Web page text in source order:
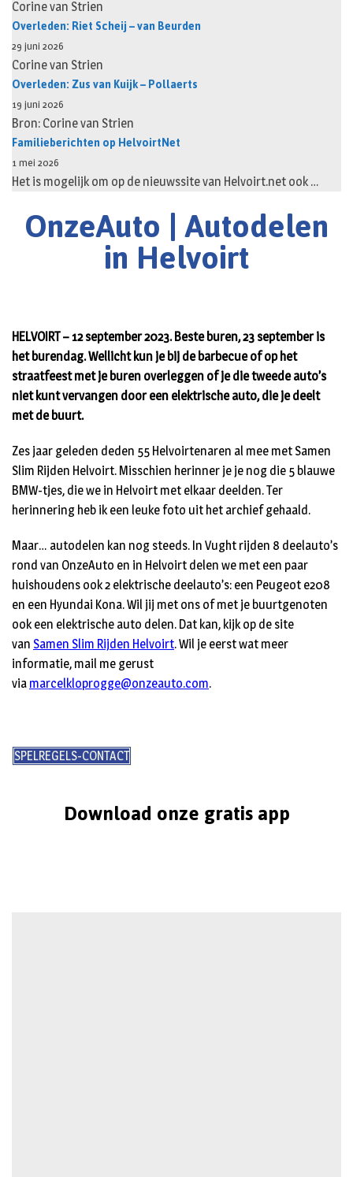
Corine van Strien
Overleden: Riet Scheij – van Beurden
29 juni 2026
Corine van Strien
Overleden: Zus van Kuijk – Pollaerts
19 juni 2026
Bron: Corine van Strien
Familieberichten op HelvoirtNet
1 mei 2026
Het is mogelijk om op de nieuwssite van Helvoirt.net ook …
OnzeAuto | Autodelen
in Helvoirt
HELVOIRT – 12 september 2023. Beste buren, 23 september is
het burendag. Wellicht kun je bij de barbecue of op het
straatfeest met je buren overleggen of je die tweede auto’s
niet kunt vervangen door een elektrische auto, die je deelt
met de buurt.
Zes jaar geleden deden 55 Helvoirtenaren al mee met Samen
Slim Rijden Helvoirt. Misschien herinner je je nog die 5 blauwe
BMW-tjes, die we in Helvoirt met elkaar deelden. Ter
herinnering heb ik een leuke foto uit het archief gehaald.
Maar… autodelen kan nog steeds. In Vught rijden 8 deelauto’s
rond van OnzeAuto en in Helvoirt delen we met een paar
huishoudens ook 2 elektrische deelauto’s: een Peugeot e208
en een Hyundai Kona. Wil jij met ons of met je buurtgenoten
ook een elektrische auto delen. Dat kan, kijk op de site
van Samen Slim Rijden Helvoirt. Wil je eerst wat meer
informatie, mail me gerust
via marcelkloprogge@onzeauto.com.
SPELREGELS-CONTACT
Download onze gratis app